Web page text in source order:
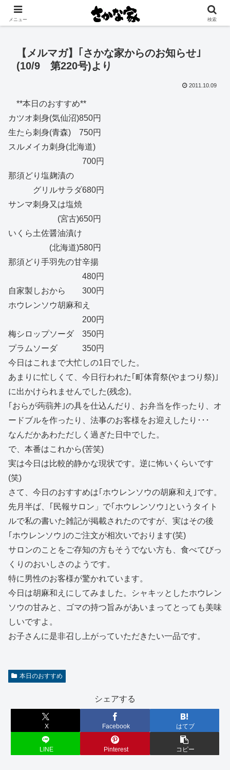
創業大正11年 矢祭町の中心で営む鮮魚店と飲食店
【メルマガ】｢さかな家からのお知らせ｣
(10/9 第220号)より
2011.10.09
**本日のおすすめ**
カツオ刺身(気仙沼)850円
生たら刺身(青森) 750円
スルメイカ刺身(北海道)
700円
那須どり塩麹漬の
グリルサラダ680円
サンマ刺身又は塩焼
(宮古)650円
いくら土佐醤油漬け
(北海道)580円
那須どり手羽先の甘辛揚
480円
自家製しおから 300円
ホウレンソウ胡麻和え
200円
梅シロップソーダ 350円
プラムソーダ 350円
今日はこれまで大忙しの1日でした。
あまりに忙しくて、今日行われた｢町体育祭(やまつり祭)｣
に出かけられませんでした(残念)。
｢おらが蒟蒻丼｣の具を仕込んだり、お弁当を作ったり、オ
ードブルを作ったり、法事のお客様をお迎えしたり･･･
なんだかあわただしく過ぎた日中でした。
で、本番はこれから(苦笑)
実は今日は比較的静かな現状です。逆に怖いくらいです
(笑)
さて、今日のおすすめは｢ホウレンソウの胡麻和え｣です。
先月半ば、｢民報サロン」で｢ホウレンソウ｣というタイト
ルで私の書いた雑記が掲載されたのですが、実はその後
｢ホウレンソウ｣のご注文が相次いでおります(笑)
サロンのことをご存知の方もそうでない方も、食べてびっ
くりのおいしさのようです。
特に男性のお客様が驚かれています。
今日は胡麻和えにしてみました。シャキッとしたホウレン
ソウの甘みと、ゴマの持つ旨みがあいまってとっても美味
しいですよ。
お子さんに是非召し上がっていただきたい一品です。
本日のおすすめ
シェアする
X Facebook はてブ
LINE Pinterest コピー
メニュー 検索